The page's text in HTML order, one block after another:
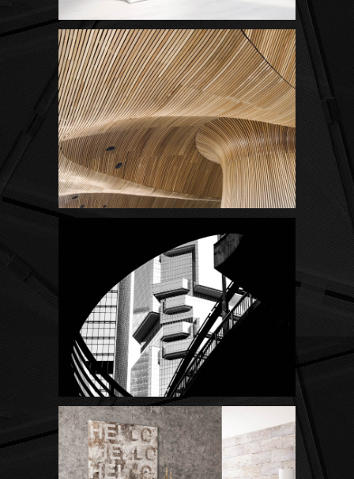
Scandinavian Simplicity
SIMPLA Identity Design